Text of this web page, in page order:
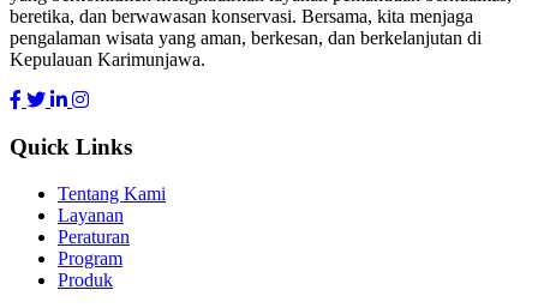
beretika, dan berwawasan konservasi. Bersama, kita menjaga
pengalaman wisata yang aman, berkesan, dan berkelanjutan di
Kepulauan Karimunjawa.
Quick Links
Tentang Kami
Layanan
Peraturan
Program
Produk